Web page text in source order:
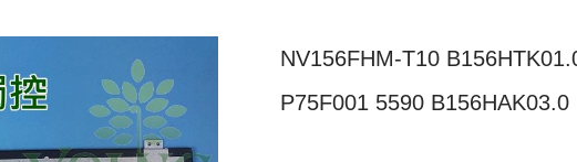
NV156FHM-T10
P75F001 5590 B156HAK03.0